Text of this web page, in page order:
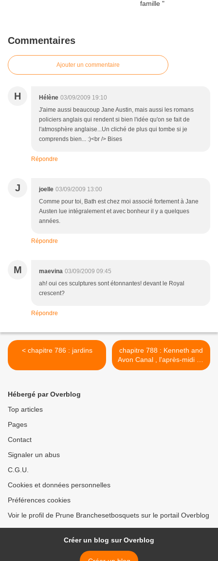
Commentaires
Ajouter un commentaire
H Hélène 03/09/2009 19:10
J'aime aussi beaucoup Jane Austin, mais aussi les romans
policiers anglais qui rendent si bien l'idée qu'on se fait de
l'atmosphère anglaise...Un cliché de plus qui tombe si je
comprends bien... :)<br /> Bises
Répondre
J joelle 03/09/2009 13:00
Comme pour toi, Bath est chez moi associé fortement à Jane
Austen lue intégralement et avec bonheur il y a quelques
années.
Répondre
M maevina 03/09/2009 09:45
ah! oui ces sculptures sont étonnantes! devant le Royal
crescent?
Répondre
< chapitre 786 : jardins
chapitre 788 : Kenneth and
Avon Canal , l'après-midi du
12 août >
Hébergé par Overblog
Top articles
Pages
Contact
Signaler un abus
C.G.U.
Cookies et données personnelles
Préférences cookies
Voir le profil de Prune Branchesetbosquets sur le portail Overblog
Créer un blog sur Overblog